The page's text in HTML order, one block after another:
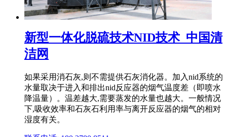
新型一体化脱硫技术NID技术_中国清
洁网
如果采用消石灰,则不需提供石灰消化器。加入nid系统的
水量取决于进入和排出nid反应器的烟气温度差（即喷水
降温量）。温差越大,需要蒸发的水量也越大。一般情况
下,吸收效率和石灰石利用率与离开反应器的烟气的相对
湿度有关。